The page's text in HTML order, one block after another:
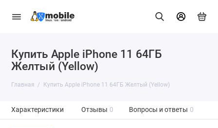
Купить Apple iPhone 11 64ГБ
Желтый (Yellow)
Главная Купить Apple iPhone 11 64ГБ Желтый (Yellow)
Характеристики Отзывы 0 Вопросы и ответы 0